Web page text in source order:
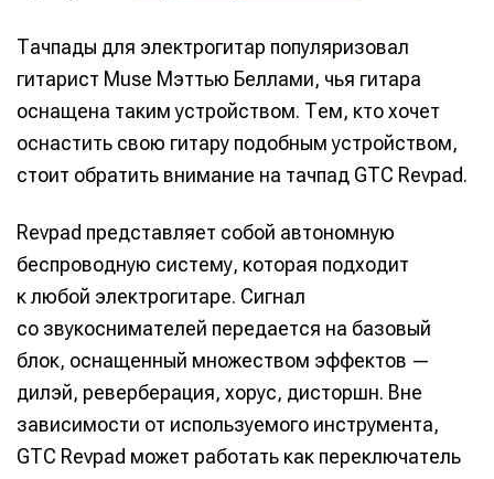
Тачпады для электрогитар популяризовал
гитарист Muse Мэттью Беллами, чья гитара
оснащена таким устройством. Тем, кто хочет
оснастить свою гитару подобным устройством,
стоит обратить внимание на тачпад GTC Revpad.
Revpad представляет собой автономную
беспроводную систему, которая подходит
к любой электрогитаре. Сигнал
со звукоснимателей передается на базовый
блок, оснащенный множеством эффектов —
дилэй, реверберация, хорус, дисторшн. Вне
зависимости от используемого инструмента,
GTC Revpad может работать как переключатель